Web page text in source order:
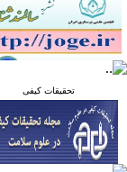
تحقیقات کیفی